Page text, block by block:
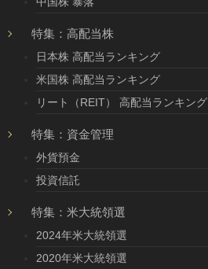
特集：高配当株
日本株 高配当ランキング
米国株 高配当ランキング
リート（REIT） 高配当ランキング
特集：資金管理
外貨預金
投資信託
特集：米大統領選
2024年米大統領選
2020年米大統領選